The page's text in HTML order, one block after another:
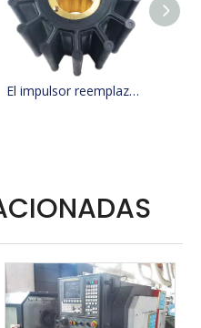
El impulsor reemplaza a JMP 9100-01/JABSCO 31500-0001 2999-0001/KASHIYAMA CON KINKI BK-0132